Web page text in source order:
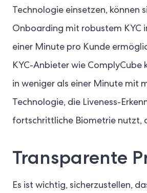
Technologie einsetzen, können
Onboarding mit robustem KYC
einer Minute pro Kunde
KYC-Anbieter wie ComplyCube
in weniger als einer Minute mit
Technologie, die Liveness-
fortschrittliche Biometrie nutzt,
Transparente
Es ist wichtig, sicherzustellen,